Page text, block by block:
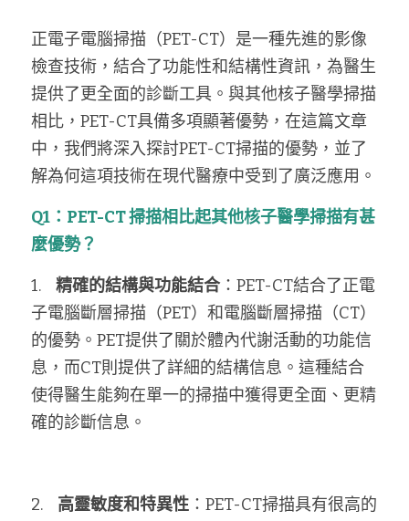
正電子電腦掃描（PET-CT）是一種先進的影像
檢查技術，結合了功能性和結構性資訊，為醫生
提供了更全面的診斷工具。與其他核子醫學掃描
相比，PET-CT具備多項顯著優勢，在這篇文章
中，我們將深入探討PET-CT掃描的優勢，並了
解為何這項技術在現代醫療中受到了廣泛應用。
Q1：PET-CT 掃描相比起其他核子醫學掃描有甚
麼優勢？
1. 精確的結構與功能結合：PET-CT結合了正電
子電腦斷層掃描（PET）和電腦斷層掃描（CT）
的優勢。PET提供了關於體內代謝活動的功能信
息，而CT則提供了詳細的結構信息。這種結合
使得醫生能夠在單一的掃描中獲得更全面、更精
確的診斷信息。
2. 高靈敏度和特異性 ：PET-CT掃描具有很高的